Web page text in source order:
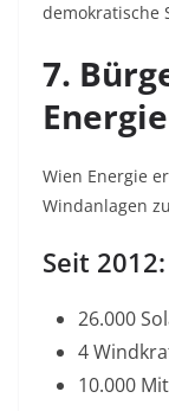
demokratische
7.
Wien Energie
Windanlagen
Seit 2012:
26.000
4
10.000